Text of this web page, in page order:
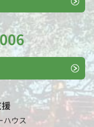
ハウス